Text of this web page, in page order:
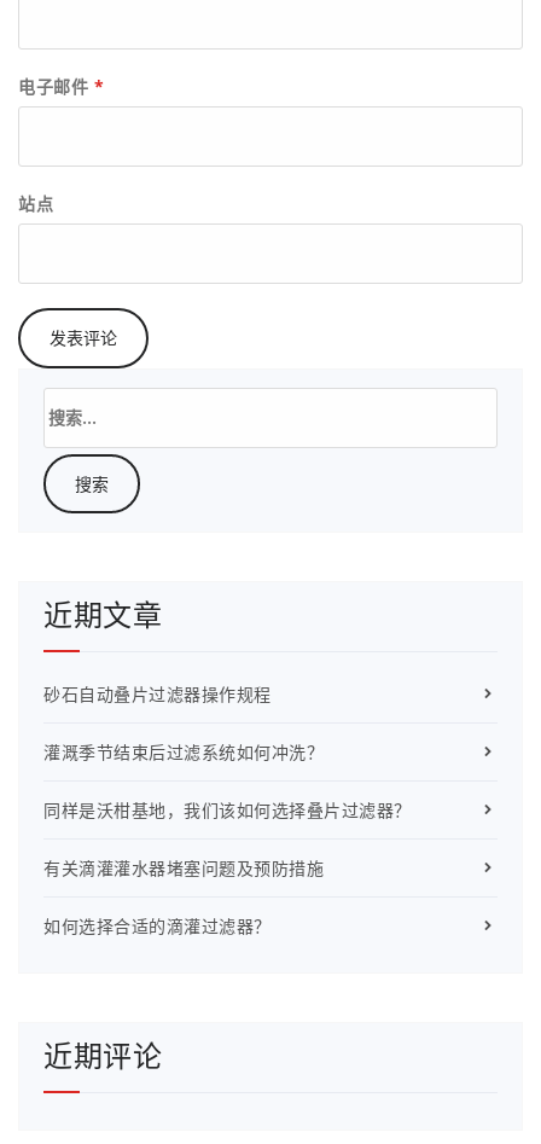
电子邮件 *
站点
索：
近期文章
砂石自动叠片过滤器操作规程
灌溉季节结束后过滤系统如何冲洗？
同样是沃柑基地，我们该如何选择叠片过滤器？
有关滴灌灌水器堵塞问题及预防措施
如何选择合适的滴灌过滤器？
近期评论